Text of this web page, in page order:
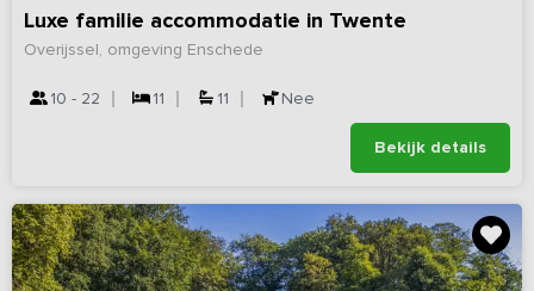
Luxe familie accommodatie in Twente
Overijssel, omgeving Enschede
10 - 22 11 11 Nee
Bekijk details